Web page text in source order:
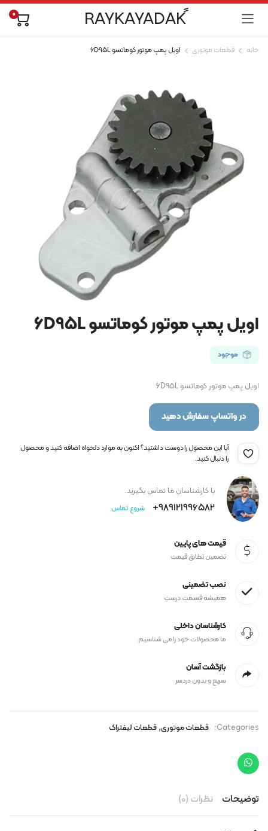
ًRAYKAYADAK 0
خانه قطعات موتوری اویل پمپ موتور کوماتسو 6D95L
اویل پمپ موتور کوماتسو 6D95L
موجود
اویل پمپ موتور کوماتسو 6D95L
در واتساپ سفارش دهید
آیا این محصول را دوست داشتید؟ اکنون به موارد دلخواه اضافه کنید و محصول
را دنبال کنید.
با کارشناسان ما تماس بگیرید.
989121996582+ شروع تماس
قیمت های پایین
تضمین تطابق قیمت
نصب تضمینی
همیشه قسمت درست
کارشناسان داخلی
ما محصولات خود را می شناسیم
بازگشت آسان
سریع و بدون دردسر
Categories: قطعات موتوری,قطعات لیفتراک
توضیحات نظرات (0)